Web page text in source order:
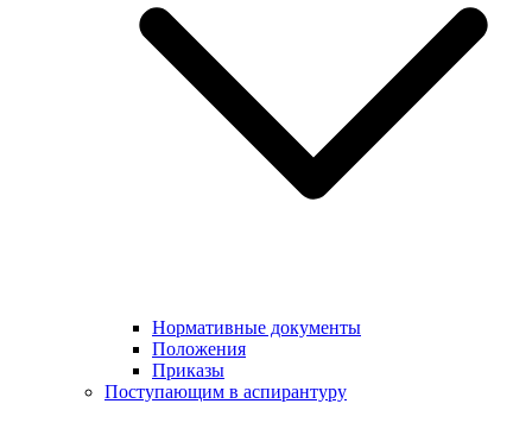
Нормативные документы
Положения
Приказы
Поступающим в аспирантуру